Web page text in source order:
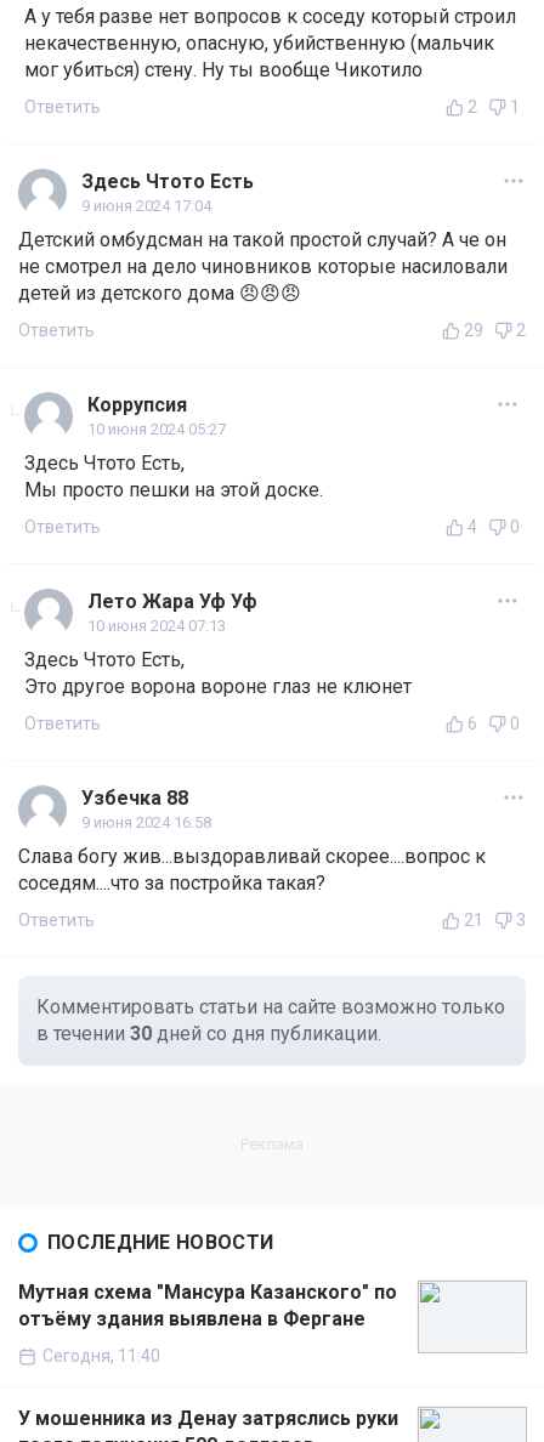
А у тебя разве нет вопросов к соседу который строил
некачественную, опасную, убийственную (мальчик
мог убиться) стену. Ну ты вообще Чикотило
Ответить 2 1
Здесь Чтото Есть
9 июня 2024 17:04
Детский омбудсман на такой простой случай? А че он
не смотрел на дело чиновников которые насиловали
детей из детского дома 😠😠😠
Ответить 29 2
Коррупсия
10 июня 2024 05:27
Здесь Чтото Есть,
Мы просто пешки на этой доске.
Ответить 4 0
Лето Жара Уф Уф
10 июня 2024 07:13
Здесь Чтото Есть,
Это другое ворона вороне глаз не клюнет
Ответить 6 0
Узбечка 88
9 июня 2024 16:58
Слава богу жив...выздоравливай скорее....вопрос к
соседям....что за постройка такая?
Ответить 21 3
Комментировать статьи на сайте возможно только
в течении 30 дней со дня публикации.
ПОСЛЕДНИЕ НОВОСТИ
Мутная схема "Мансура Казанского" по
отъёму здания выявлена в Фергане
Сегодня, 11:40
У мошенника из Денау затряслись руки